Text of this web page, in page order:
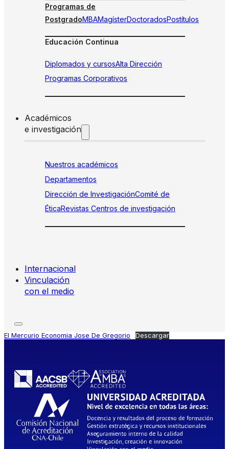
Programas de
PostgradoMBAMagísterDoctoradosPostítulos
Educación Continua
Diplomados y cursosAlta Dirección
Programas Corporativos
Académicos
e investigación
Nuestros académicos
Departamentos
Dirección de InvestigaciónComité de
ÉticaRevistas Centros de investigación
Internacional
Vinculación
con el medio
El Mercurio Economia Jose De Gregorio Descargar